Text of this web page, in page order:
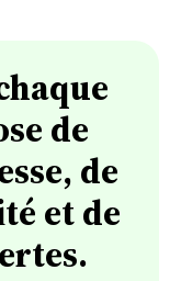
de
de
et de